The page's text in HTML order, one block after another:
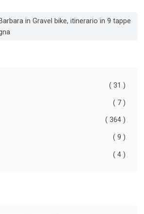
in Gravel bike, itinerario in 9 tappe
( 31 )
( 7 )
( 364 )
( 9 )
( 4 )